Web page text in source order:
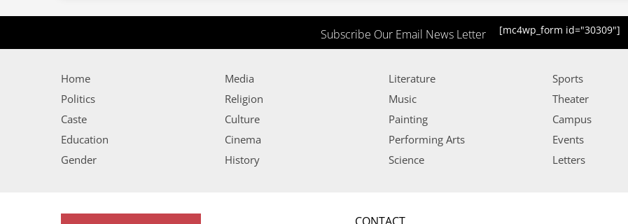
Subscribe Our Email News Letter [mc4wp_form id="30309"]
Home
Politics
Caste
Education
Gender
Media
Religion
Culture
Cinema
History
Literature
Music
Painting
Performing Arts
Science
Sports
Theater
Campus
Events
Letters